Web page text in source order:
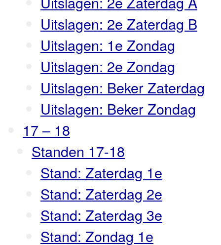
Uitslagen: 2e Zaterdag B
Uitslagen: 1e Zondag
Uitslagen: 2e Zondag
Uitslagen: Beker Zaterdag
Uitslagen: Beker Zondag
17 – 18
Standen 17-18
Stand: Zaterdag 1e
Stand: Zaterdag 2e
Stand: Zaterdag 3e
Stand: Zondag 1e